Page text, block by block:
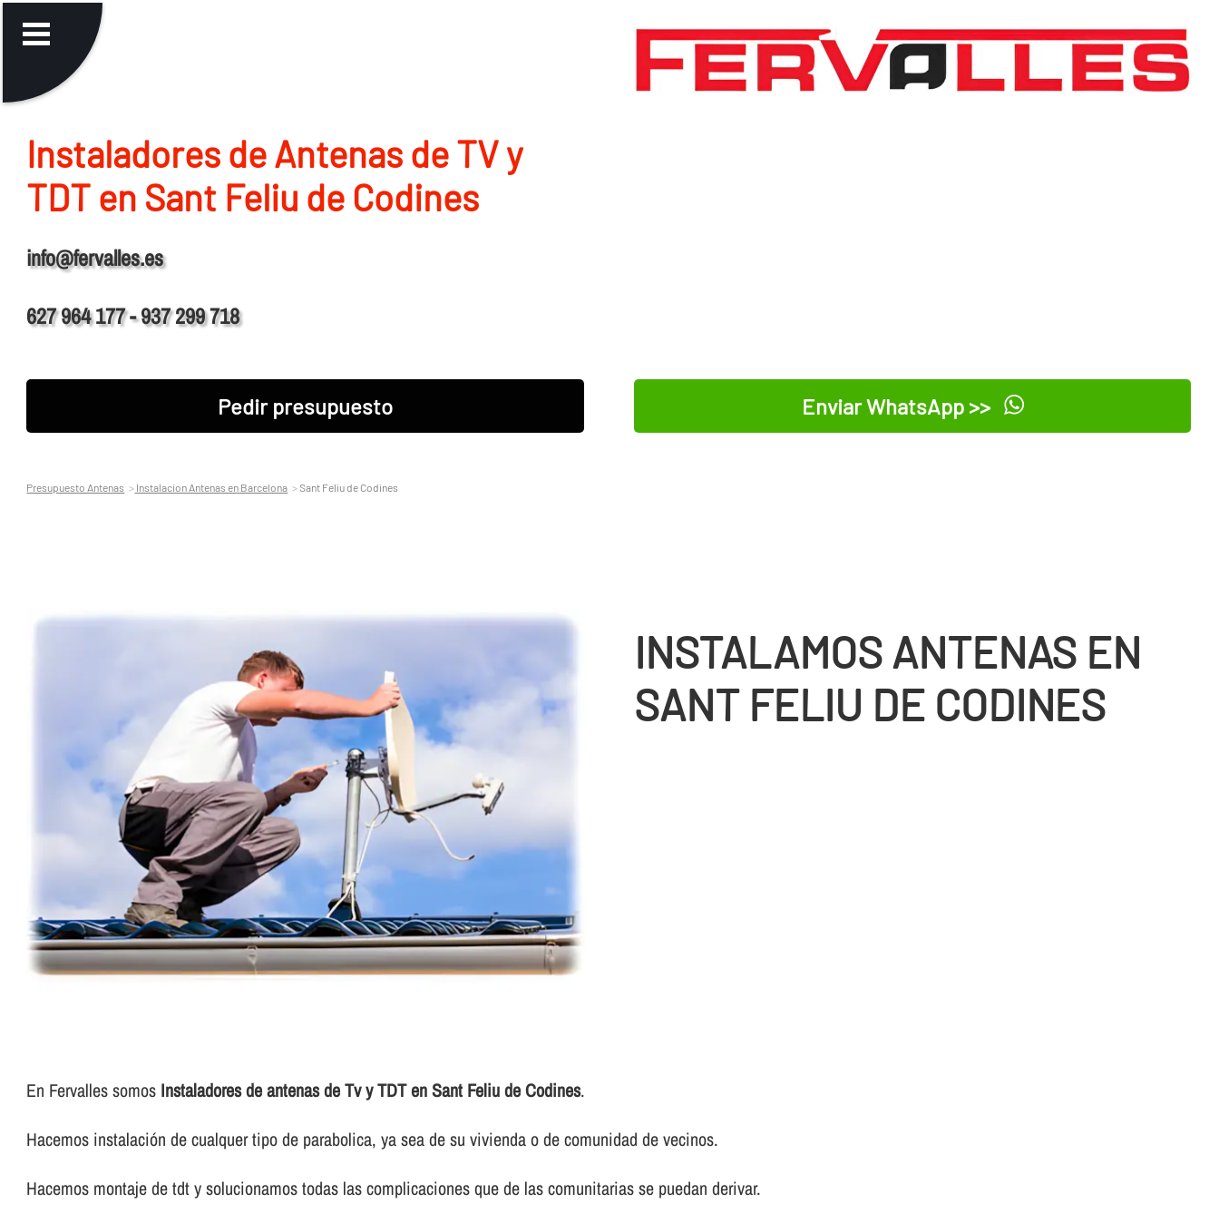
Instaladores de Antenas de TV y
TDT en Sant Feliu de Codines
info@fervalles.es
627 964 177 - 937 299 718
Pedir presupuesto Enviar WhatsApp >>
Presupuesto Antenas Instalacion Antenas en Barcelona Sant Feliu de Codines
INSTALAMOS ANTENAS EN
SANT FELIU DE CODINES
En Fervalles somos Instaladores de antenas de Tv y TDT en Sant Feliu de Codines.
Hacemos instalación de cualquer tipo de parabolica, ya sea de su vivienda o de comunidad de vecinos.
Hacemos montaje de tdt y solucionamos todas las complicaciones que de las comunitarias se puedan derivar.